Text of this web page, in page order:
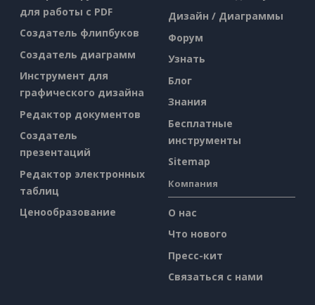
для работы с PDF
Создатель флипбуков
Создатель диаграмм
Инструмент для
графического дизайна
Редактор документов
Создатель
презентаций
Редактор электронных
таблиц
Ценообразование
Дизайн / Диаграммы
Форум
Узнать
Блог
Знания
Бесплатные
инструменты
Sitemap
Компания
О нас
Что нового
Пресс-кит
Связаться с нами